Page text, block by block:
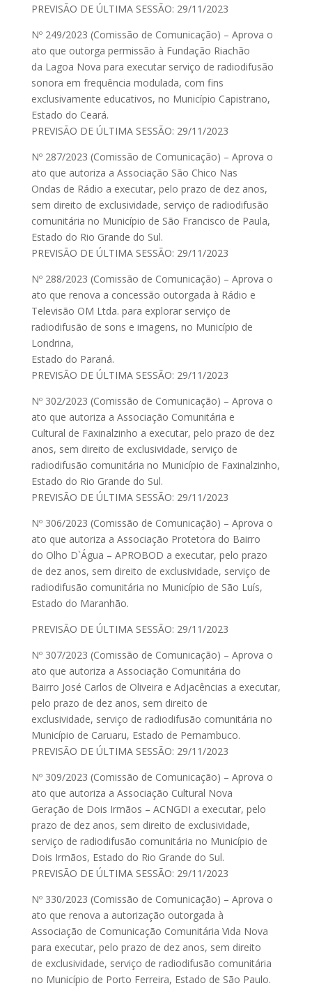
PREVISÃO DE ÚLTIMA SESSÃO: 29/11/2023
Nº 249/2023 (Comissão de Comunicação) – Aprova o
ato que outorga permissão à Fundação Riachão
da Lagoa Nova para executar serviço de radiodifusão
sonora em frequência modulada, com fins
exclusivamente educativos, no Município Capistrano,
Estado do Ceará.
PREVISÃO DE ÚLTIMA SESSÃO: 29/11/2023
Nº 287/2023 (Comissão de Comunicação) – Aprova o
ato que autoriza a Associação São Chico Nas
Ondas de Rádio a executar, pelo prazo de dez anos,
sem direito de exclusividade, serviço de radiodifusão
comunitária no Município de São Francisco de Paula,
Estado do Rio Grande do Sul.
PREVISÃO DE ÚLTIMA SESSÃO: 29/11/2023
Nº 288/2023 (Comissão de Comunicação) – Aprova o
ato que renova a concessão outorgada à Rádio e
Televisão OM Ltda. para explorar serviço de
radiodifusão de sons e imagens, no Município de
Londrina,
Estado do Paraná.
PREVISÃO DE ÚLTIMA SESSÃO: 29/11/2023
Nº 302/2023 (Comissão de Comunicação) – Aprova o
ato que autoriza a Associação Comunitária e
Cultural de Faxinalzinho a executar, pelo prazo de dez
anos, sem direito de exclusividade, serviço de
radiodifusão comunitária no Município de Faxinalzinho,
Estado do Rio Grande do Sul.
PREVISÃO DE ÚLTIMA SESSÃO: 29/11/2023
Nº 306/2023 (Comissão de Comunicação) – Aprova o
ato que autoriza a Associação Protetora do Bairro
do Olho D`Água – APROBOD a executar, pelo prazo
de dez anos, sem direito de exclusividade, serviço de
radiodifusão comunitária no Município de São Luís,
Estado do Maranhão.
PREVISÃO DE ÚLTIMA SESSÃO: 29/11/2023
Nº 307/2023 (Comissão de Comunicação) – Aprova o
ato que autoriza a Associação Comunitária do
Bairro José Carlos de Oliveira e Adjacências a executar,
pelo prazo de dez anos, sem direito de
exclusividade, serviço de radiodifusão comunitária no
Município de Caruaru, Estado de Pernambuco.
PREVISÃO DE ÚLTIMA SESSÃO: 29/11/2023
Nº 309/2023 (Comissão de Comunicação) – Aprova o
ato que autoriza a Associação Cultural Nova
Geração de Dois Irmãos – ACNGDI a executar, pelo
prazo de dez anos, sem direito de exclusividade,
serviço de radiodifusão comunitária no Município de
Dois Irmãos, Estado do Rio Grande do Sul.
PREVISÃO DE ÚLTIMA SESSÃO: 29/11/2023
Nº 330/2023 (Comissão de Comunicação) – Aprova o
ato que renova a autorização outorgada à
Associação de Comunicação Comunitária Vida Nova
para executar, pelo prazo de dez anos, sem direito
de exclusividade, serviço de radiodifusão comunitária
no Município de Porto Ferreira, Estado de São Paulo.